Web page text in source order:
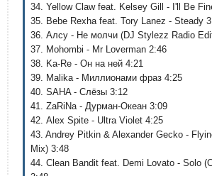
34. Yellow Claw feat. Kelsey Gill - I'll Be
35. Bebe Rexha feat. Tory Lanez - Steady
36. Алсу - Не молчи (DJ Stylezz Radio
37. Mohombi - Mr Loverman 2:46
38. Ka-Re - Он на ней 4:21
39. Malika - Миллионами фраз 4:25
40. SAHA - Слёзы 3:12
41. ZaRiNa - Дурман-Океан 3:09
42. Alex Spite - Ultra Violet 4:25
43. Andrey Pitkin & Alexander Gecko -
Mix) 3:48
44. Clean Bandit feat. Demi Lovato - Solo